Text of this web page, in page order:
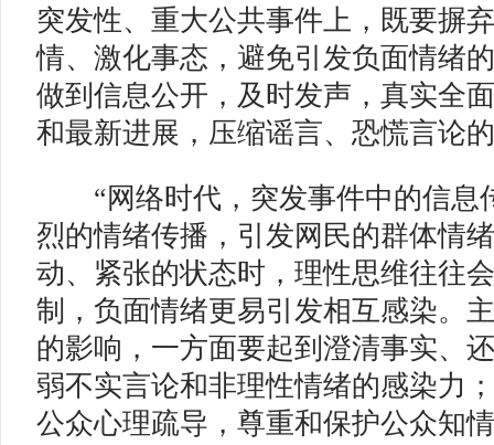
突发性、重大公共事件上，既要摒
情、激化事态，避免引发负面情绪
做到信息公开，及时发声，真实全
和最新进展，压缩谣言、恐慌言论
“网络时代，突发事件中的信息
烈的情绪传播，引发网民的群体情
动、紧张的状态时，理性思维往往
制，负面情绪更易引发相互感染。
的影响，一方面要起到澄清事实、
弱不实言论和非理性情绪的感染力
公众心理疏导，尊重和保护公众知